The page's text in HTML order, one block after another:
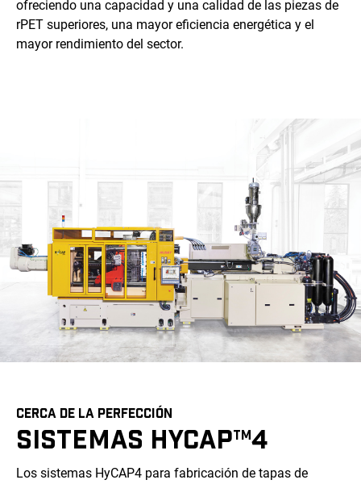
ofreciendo una capacidad y una calidad de las piezas de
rPET superiores, una mayor eficiencia energética y el
mayor rendimiento del sector.
CERCA DE LA PERFECCIÓN
SISTEMAS HYCAPTM4
Los sistemas HyCAP4 para fabricación de tapas de